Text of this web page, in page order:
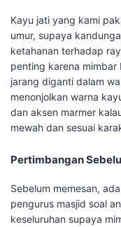
Kayu jati yang kami
umur, supaya
ketahanan terhadap
penting karena
jarang diganti dalam
menonjolkan warna
dan aksen marmer
mewah dan sesuai
Pertimbangan
Sebelum memesan,
pengurus masjid soal
keseluruhan supaya